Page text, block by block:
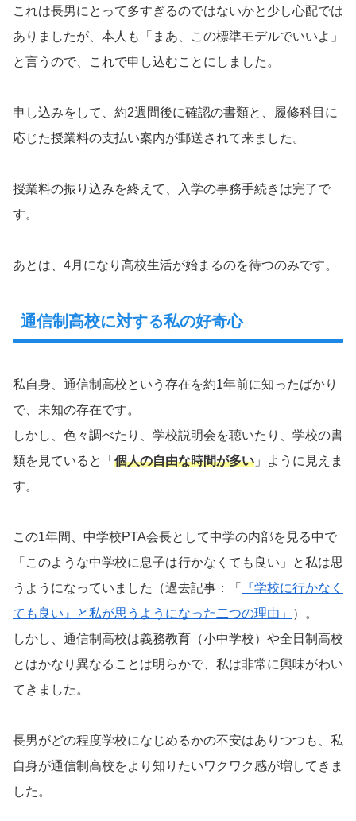
これは長男にとって多すぎるのではないかと少し心配では
ありましたが、本人も「まあ、この標準モデルでいいよ」
と言うので、これで申し込むことにしました。
申し込みをして、約2週間後に確認の書類と、履修科目に
応じた授業料の支払い案内が郵送されて来ました。
授業料の振り込みを終えて、入学の事務手続きは完了で
す。
あとは、4月になり高校生活が始まるのを待つのみです。
通信制高校に対する私の好奇心
私自身、通信制高校という存在を約1年前に知ったばかり
で、未知の存在です。
しかし、色々調べたり、学校説明会を聴いたり、学校の書
類を見ていると「 個人の自由な時間が多い 」ように見えま
す。
この1年間、中学校PTA会長として中学の内部を見る中で
「このような中学校に息子は行かなくても良い」と私は思
うようになっていました（過去記事：「
『学校に行かなく
ても良い』と私が思うようになった二つの理由」
）。
しかし、通信制高校は義務教育（小中学校）や全日制高校
とはかなり異なることは明らかで、私は非常に興味がわい
てきました。
長男がどの程度学校になじめるかの不安はありつつも、私
自身が通信制高校をより知りたいワクワク感が増してきま
した。